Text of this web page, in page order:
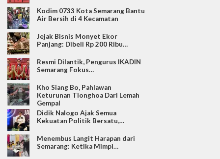
Kodim 0733 Kota Semarang Bantu
Air Bersih di 4 Kecamatan
Jejak Bisnis Monyet Ekor
Panjang: Dibeli Rp 200 Ribu…
Resmi Dilantik, Pengurus IKADIN
Semarang Fokus…
Kho Siang Bo, Pahlawan
Keturunan Tionghoa Dari Lemah
Gempal
Didik Nalogo Ajak Semua
Kekuatan Politik Bersatu,…
Menembus Langit Harapan dari
Semarang: Ketika Mimpi…